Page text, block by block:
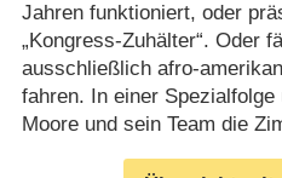
Jahren funktioniert, oder
„Kongress-Zuhälter“. Oder
ausschließlich afro-
fahren. In einer Spezialfolge
Moore und sein Team die